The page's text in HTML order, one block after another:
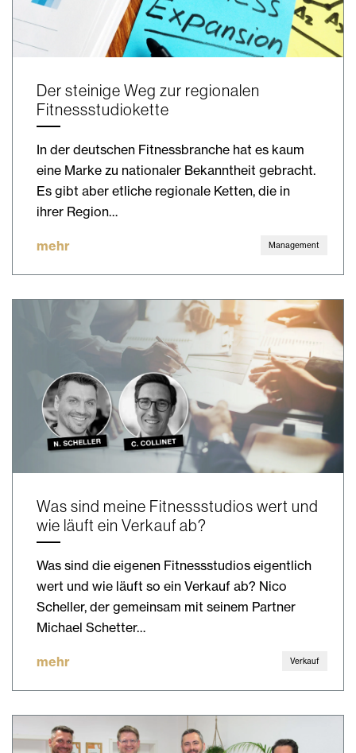
Der steinige Weg zur regionalen
Fitnessstudiokette
In der deutschen Fitnessbranche hat es kaum
eine Marke zu nationaler Bekanntheit gebracht.
Es gibt aber etliche regionale Ketten, die in
ihrer Region…
mehr Management
Was sind meine Fitnessstudios wert und
wie läuft ein Verkauf ab?
Was sind die eigenen Fitnessstudios eigentlich
wert und wie läuft so ein Verkauf ab? Nico
Scheller, der gemeinsam mit seinem Partner
Michael Schetter…
mehr Verkauf